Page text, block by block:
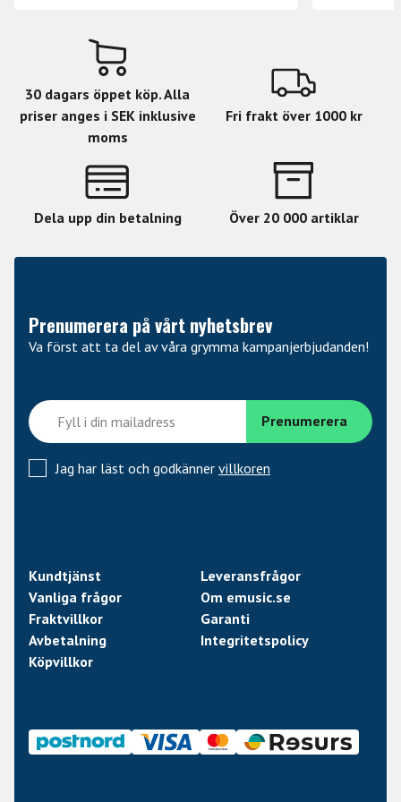
30 dagars öppet köp. Alla
priser anges i SEK inklusive
moms
Fri frakt över 1000 kr
Dela upp din betalning Över 20 000 artiklar
Prenumerera på vårt nyhetsbrev
Va först att ta del av våra grymma kampanjerbjudanden!
Jag har läst och godkänner villkoren
Kundtjänst
Leveransfrågor
Vanliga frågor
Om emusic.se
Fraktvillkor
Garanti
Avbetalning
Integritetspolicy
Köpvillkor